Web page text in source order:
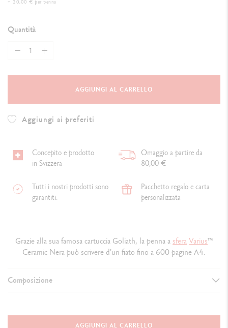
+ 20,00 € per penna
Quantità
AGGIUNGI AL CARRELLO
Aggiungi ai preferiti
Concepito e prodotto
in Svizzera
Omaggio a partire da
80,00 €
Tutti i nostri prodotti sono
garantiti.
Pacchetto regalo e carta
personalizzata
Grazie alla sua famosa cartuccia Goliath, la penna a sferaVarius™
Ceramic Nera può scrivere d'un fiato fino a 600 pagine A4.
Composizione
Penna a Sfera
AGGIUNGI AL CARRELLO